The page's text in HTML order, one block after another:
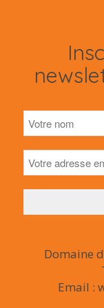
Domaine
Email :